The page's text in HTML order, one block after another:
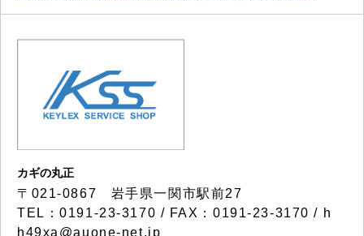
カギの丸正
〒021-0867 岩手県一関市駅前27
TEL：0191-23-3170 / FAX：0191-23-3170 / h
h49xa@auone-net.jp